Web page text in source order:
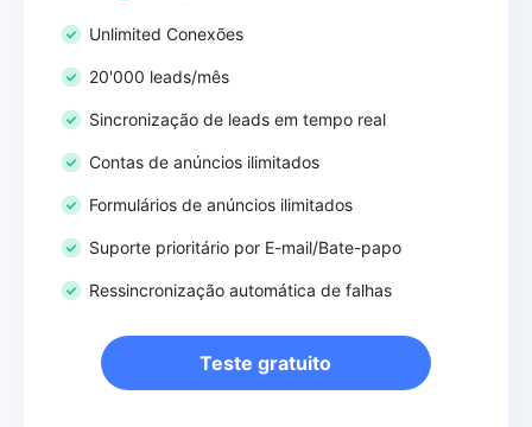
Unlimited Conexões
20'000 leads/mês
Sincronização de leads em tempo real
Contas de anúncios ilimitados
Formulários de anúncios ilimitados
Suporte prioritário por E-mail/Bate-papo
Ressincronização automática de falhas
Teste gratuito